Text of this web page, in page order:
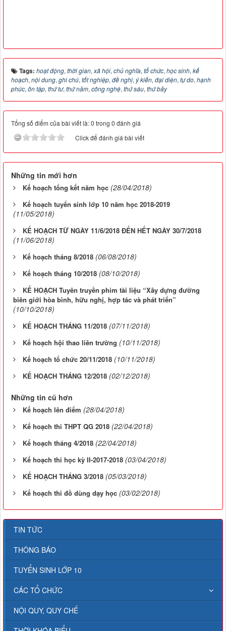
Tags: hoạt động, thời gian, xã hội, chủ nghĩa, tổ chức, học sinh, kế
hoạch, nội dung, ghi chú, tốt nghiệp, đề nghị, ý kiến, đại diện, tự do, hạnh
phúc, ôn tập, thứ tư, thứ năm, công nghệ, thứ sáu, thứ bảy
Tổng số điểm của bài viết là: 0 trong 0 đánh giá
Click để đánh giá bài viết
Những tin mới hơn
Kế hoạch tổng kết năm học (28/04/2018)
Kế hoạch tuyển sinh lớp 10 năm học 2018-2019
(11/05/2018)
KẾ HOẠCH TỪ NGÀY 11/6/2018 ĐẾN HẾT NGÀY 30/7/2018
(11/06/2018)
Kế hoạch tháng 8/2018 (06/08/2018)
Kế hoạch tháng 10/2018 (08/10/2018)
KẾ HOẠCH Tuyên truyền phim tài liệu “Xây dựng đường
biên giới hòa bình, hữu nghị, hợp tác và phát triển”
(10/10/2018)
KẾ HOẠCH THÁNG 11/2018 (07/11/2018)
Kế hoạch hội thao liên trường (10/11/2018)
Kế hoạch tổ chức 20/11/2018 (10/11/2018)
KẾ HOẠCH THÁNG 12/2018 (02/12/2018)
Những tin cũ hơn
Kế hoạch lên điểm (28/04/2018)
Kế hoạch thi THPT QG 2018 (22/04/2018)
Kế hoạch tháng 4/2018 (22/04/2018)
Kế hoạch thi học kỳ II-2017-2018 (03/04/2018)
KẾ HOẠCH THÁNG 3/2018 (05/03/2018)
Kế hoạch thi đồ dùng dạy học (03/02/2018)
TIN TỨC
THÔNG BÁO
TUYỂN SINH LỚP 10
CÁC TỔ CHỨC
NỘI QUY, QUY CHẾ